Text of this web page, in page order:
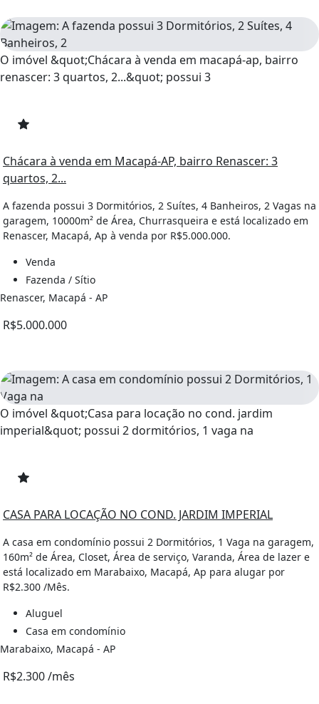
O imóvel &quot;Chácara à venda em macapá-ap, bairro
renascer: 3 quartos, 2...&quot; possui 3
Chácara à venda em Macapá-AP, bairro Renascer: 3
quartos, 2...
A fazenda possui 3 Dormitórios, 2 Suítes, 4 Banheiros, 2 Vagas na
garagem, 10000m² de Área, Churrasqueira e está localizado em
Renascer, Macapá, Ap à venda por R$5.000.000.
Venda
Fazenda / Sítio
Renascer, Macapá - AP
R$5.000.000
O imóvel &quot;Casa para locação no cond. jardim
imperial&quot; possui 2 dormitórios, 1 vaga na
CASA PARA LOCAÇÃO NO COND. JARDIM IMPERIAL
A casa em condomínio possui 2 Dormitórios, 1 Vaga na garagem,
160m² de Área, Closet, Área de serviço, Varanda, Área de lazer e
está localizado em Marabaixo, Macapá, Ap para alugar por
R$2.300 /Mês.
Aluguel
Casa em condomínio
Marabaixo, Macapá - AP
R$2.300 /mês